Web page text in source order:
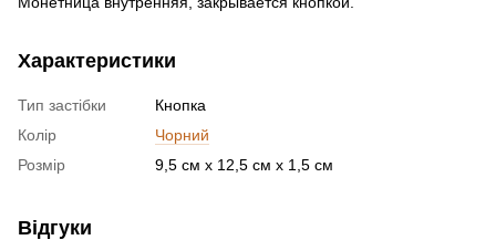
Характеристики
Тип застібки
Кнопка
Колір
Чорний
Розмір
9,5 см x 12,5 см x 1,5 см
Відгуки